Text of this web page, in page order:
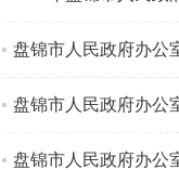
盘锦市人民政府办公
盘锦市人民政府办公
盘锦市人民政府办公